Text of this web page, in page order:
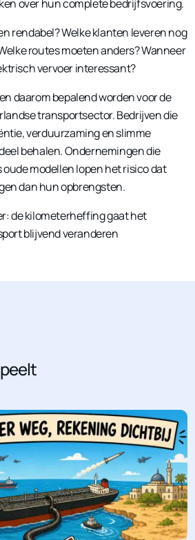
over hun complete bedrijfsvoering.
rendabel? Welke klanten leveren nog
routes moeten anders? Wanneer
vervoer interessant?
daarom bepalend worden voor de
transportsector. Bedrijven die
verduurzaming en slimme
behalen. Ondernemingen die
modellen lopen het risico dat
dan hun opbrengsten.
de kilometerheffing gaat het
blijvend veranderen